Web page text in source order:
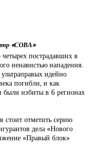
«СОВА»
пострадавших в
ненавистью нападения.
идейно
погибли, и как
избиты в 6 регионах
отметить серию
дела «Нового
«Правый блок»